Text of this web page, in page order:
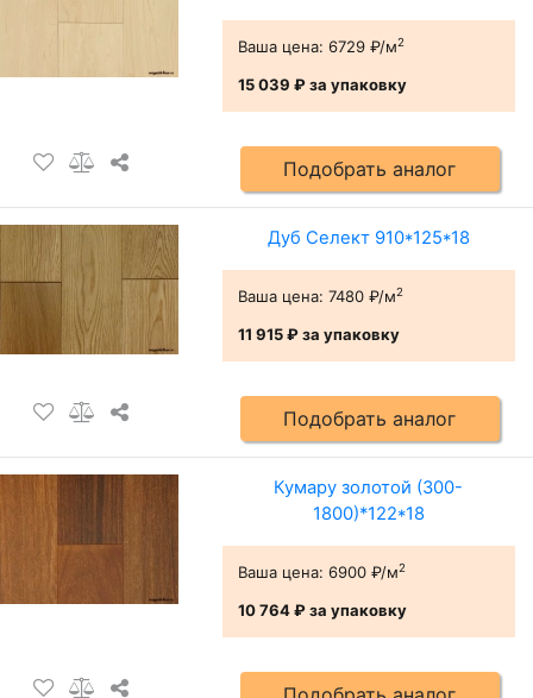
Ваша цена: 6729 ₽/м2
15 039 ₽за упаковку
Подобрать аналог
Дуб Селект 910*125*18
Ваша цена: 7480 ₽/м2
11 915 ₽за упаковку
Подобрать аналог
Кумару золотой (300-
1800)*122*18
Ваша цена: 6900 ₽/м2
10 764 ₽за упаковку